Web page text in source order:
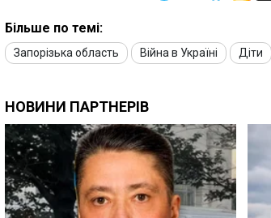
Більше по темі:
Запорізька область Війна в Україні Діти